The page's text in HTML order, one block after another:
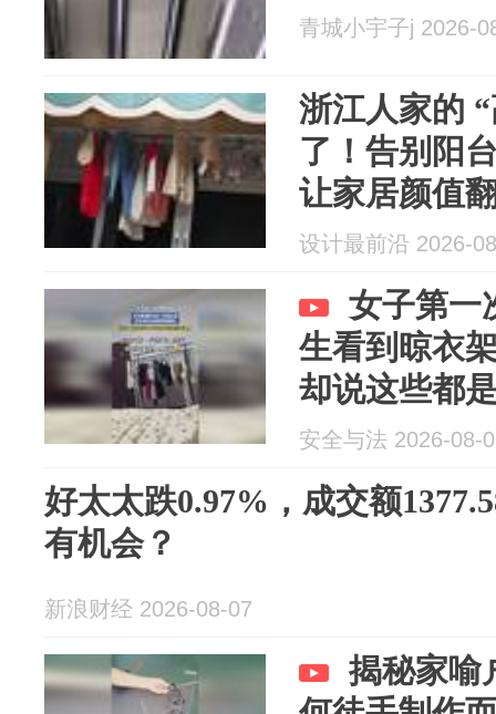
青城小宇子j 2026-
浙江人家的
了！告别阳
让家居颜值
设计最前沿 2026-
女子第一
生看到晾衣
却说这些都
安全与法 2026-08-
好太太跌0.97%，成交额
有机会？
新浪财经 2026-08-07
揭秘家喻